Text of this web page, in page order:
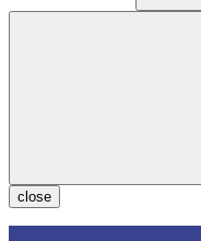
close